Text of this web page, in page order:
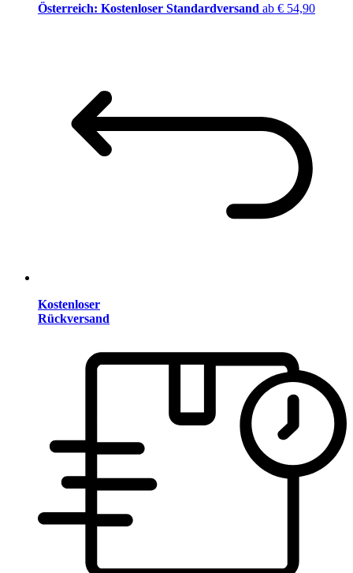
Österreich: Kostenloser Standardversand ab € 54,90
Kostenloser
Rückversand